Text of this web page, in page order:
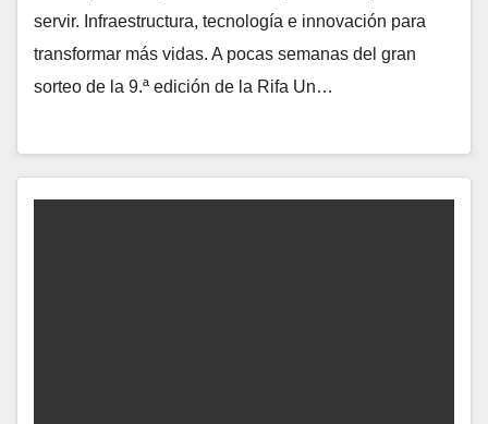
servir. Infraestructura, tecnología e innovación para
transformar más vidas. A pocas semanas del gran
sorteo de la 9.ª edición de la Rifa Un…